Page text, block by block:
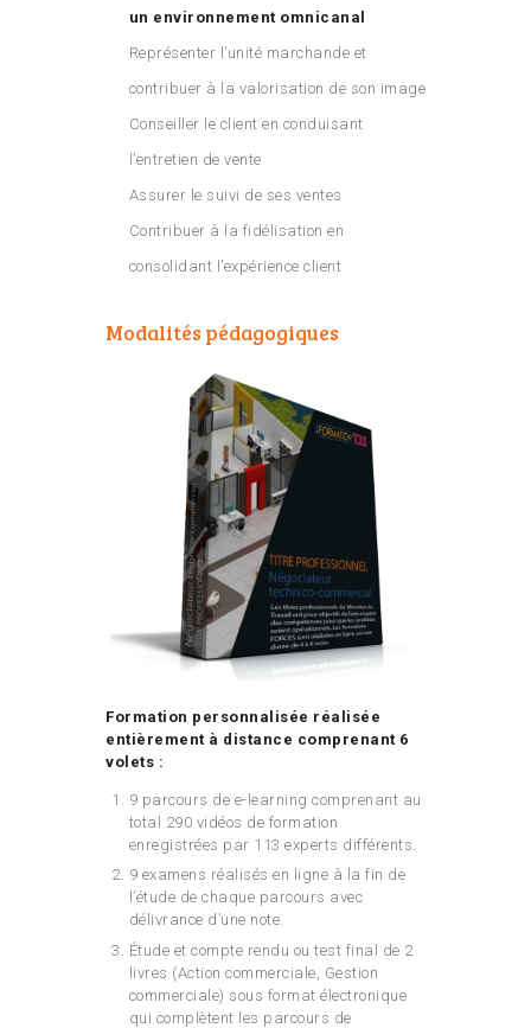
un environnement omnicanal
Représenter l’unité marchande et
contribuer à la valorisation de son image
Conseiller le client en conduisant
l’entretien de vente
Assurer le suivi de ses ventes
Contribuer à la fidélisation en
consolidant l’expérience client
Modalités pédagogiques
Formation personnalisée réalisée
entièrement à distance comprenant 6
volets :
9 parcours de e-learning comprenant au
total 290 vidéos de formation
enregistrées par 113 experts différents.
9 examens réalisés en ligne à la fin de
l’étude de chaque parcours avec
délivrance d’une note.
Étude et compte rendu ou test final de 2
livres (Action commerciale, Gestion
commerciale) sous format électronique
qui complètent les parcours de